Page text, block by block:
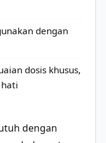
dengan
dosis khusus,
dengan